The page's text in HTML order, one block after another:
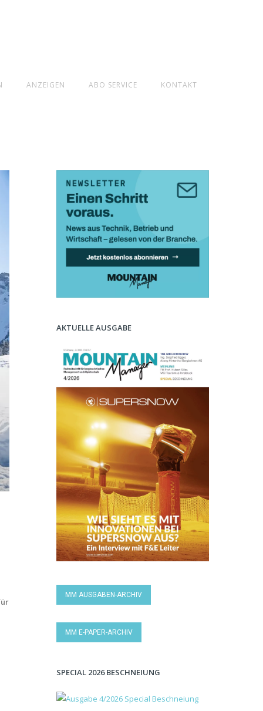
ANZEIGEN ABO SERVICE KONTAKT
AKTUELLE AUSGABE
MM AUSGABEN-ARCHIV
MM E-PAPER-ARCHIV
SPECIAL 2026 BESCHNEIUNG